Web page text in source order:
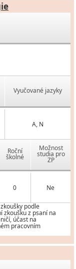
Vyučované jazyky
A, N
Roční
školné
Možnost
studia pro
ZP
0 Ne
podle
zkoušku z psaní na
účast na
pracovním